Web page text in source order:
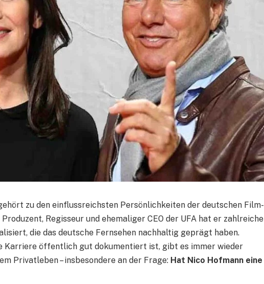
zu den einflussreichsten Persönlichkeiten der deutschen Film-
Regisseur und ehemaliger CEO der UFA hat er zahlreiche
die das deutsche Fernsehen nachhaltig geprägt haben.
Karriere öffentlich gut dokumentiert ist, gibt es immer wieder
Privatleben – insbesondere an der Frage: Hat Nico Hofmann eine